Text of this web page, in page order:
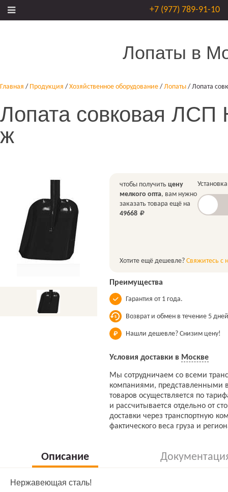
+7 (977) 789-91-10
Лопаты в
Главная / Продукция / Хозяйственное оборудование / Лопаты / Лопата
Лопата совковая
ж
чтобы получить цену
мелкого опта, вам нужно
заказать товара ещё на
49668
Установка
Хотите ещё дешевле? Свяжитесь с
Преимущества
Гарантия от 1 года.
Возврат и обмен в течение 5
Нашли дешевле? Снизим цену!
Условия доставки в Москве
Мы сотрудничаем со всеми
компаниями, представленными
товаров осуществляется по
и рассчитывается отдельно от
доставки через транспортную
фактического веса груза и
Описание
Нержавеющая сталь!